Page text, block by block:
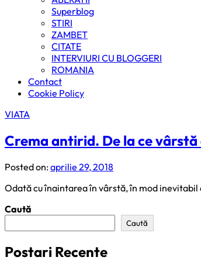
Superblog
STIRI
ZAMBET
CITATE
INTERVIURI CU BLOGGERI
ROMANIA
Contact
Cookie Policy
VIATA
Crema antirid. De la ce
Posted on:aprilie 29, 2018
Odată cu înaintarea în vârstă, în mod
Caută
Caută
Postari Recente